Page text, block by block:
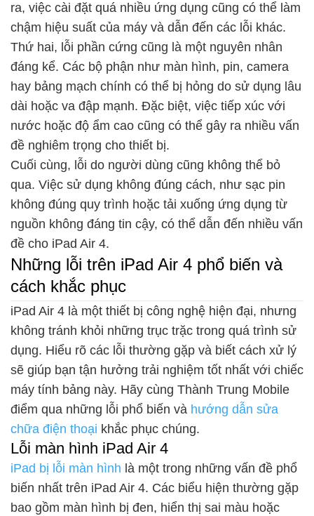
ra, việc cài đặt quá nhiều ứng dụng cũng có thể làm
chậm hiệu suất của máy và dẫn đến các lỗi khác.
Thứ hai, lỗi phần cứng cũng là một nguyên nhân
đáng kể. Các bộ phận như màn hình, pin, camera
hay bảng mạch chính có thể bị hỏng do sử dụng lâu
dài hoặc va đập mạnh. Đặc biệt, việc tiếp xúc với
nước hoặc độ ẩm cao cũng có thể gây ra nhiều vấn
đề nghiêm trọng cho thiết bị.
Cuối cùng, lỗi do người dùng cũng không thể bỏ
qua. Việc sử dụng không đúng cách, như sạc pin
không đúng quy trình hoặc tải xuống ứng dụng từ
nguồn không đáng tin cậy, có thể dẫn đến nhiều vấn
đề cho iPad Air 4.
Những lỗi trên iPad Air 4 phổ biến và
cách khắc phục
iPad Air 4 là một thiết bị công nghệ hiện đại, nhưng
không tránh khỏi những trục trặc trong quá trình sử
dụng. Hiểu rõ các lỗi thường gặp và biết cách xử lý
sẽ giúp bạn tận hưởng trải nghiệm tốt nhất với chiếc
máy tính bảng này. Hãy cùng Thành Trung Mobile
điểm qua những lỗi phổ biến và hướng dẫn sửa
chữa điện thoại khắc phục chúng.
Lỗi màn hình iPad Air 4
iPad bị lỗi màn hình là một trong những vấn đề phổ
biến nhất trên iPad Air 4. Các biểu hiện thường gặp
bao gồm màn hình bị đen, hiển thị sai màu hoặc